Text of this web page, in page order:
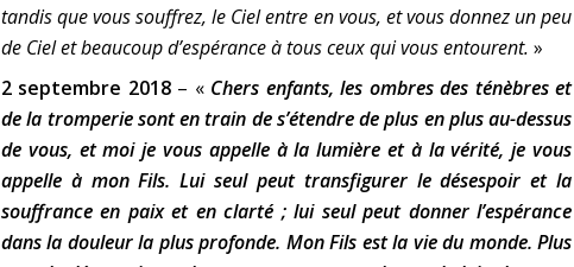
tandis que vous souffrez, le Ciel entre en vous, et vous donnez un peu
de Ciel et beaucoup d’espérance à tous ceux qui vous entourent. »
2 septembre 2018– « Chers enfants, les ombres des ténèbres et
de la tromperie sont en train de s’étendre de plus en plus au-dessus
de vous, et moi je vous appelle à la lumière et à la vérité, je vous
appelle à mon Fils. Lui seul peut transfigurer le désespoir et la
souffrance en paix et en clarté ; lui seul peut donner l’espérance
dans la douleur la plus profonde. Mon Fils est la vie du monde. Plus